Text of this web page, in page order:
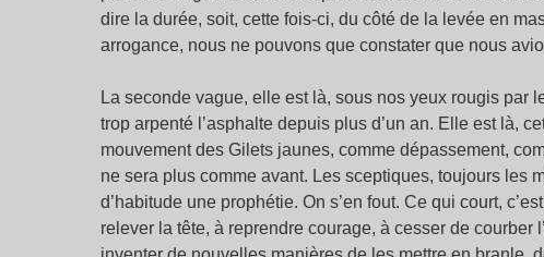
dire la durée, soit, cette fois-ci, du côté de la levée en
arrogance, nous ne pouvons que constater que nous
La seconde vague, elle est là, sous nos yeux rougis par
trop arpenté l’asphalte depuis plus d’un an. Elle est là,
mouvement des Gilets jaunes, comme dépassement,
ne sera plus comme avant. Les sceptiques, toujours les
d’habitude une prophétie. On s’en fout. Ce qui court,
relever la tête, à reprendre courage, à cesser de